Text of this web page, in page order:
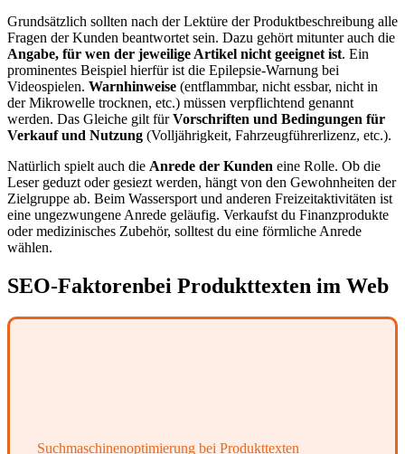
Grundsätzlich sollten nach der Lektüre der Produktbeschreibung alle
Fragen der Kunden beantwortet sein. Dazu gehört mitunter auch die
Angabe, für wen der jeweilige Artikel nicht geeignet ist. Ein
prominentes Beispiel hierfür ist die Epilepsie-Warnung bei
Videospielen. Warnhinweise (entflammbar, nicht essbar, nicht in
der Mikrowelle trocknen, etc.) müssen verpflichtend genannt
werden. Das Gleiche gilt fürVorschriften und Bedingungen für
Verkauf und Nutzung (Volljährigkeit, Fahrzeugführerlizenz, etc.).
Natürlich spielt auch die Anrede der Kunden eine Rolle. Ob die
Leser geduzt oder gesiezt werden, hängt von den Gewohnheiten der
Zielgruppe ab. Beim Wassersport und anderen Freizeitaktivitäten ist
eine ungezwungene Anrede geläufig. Verkaufst du Finanzprodukte
oder medizinisches Zubehör, solltest du eine förmliche Anrede
wählen.
SEO-Faktorenbei Produkttexten im Web
Suchmaschinenoptimierung bei Produkttexten